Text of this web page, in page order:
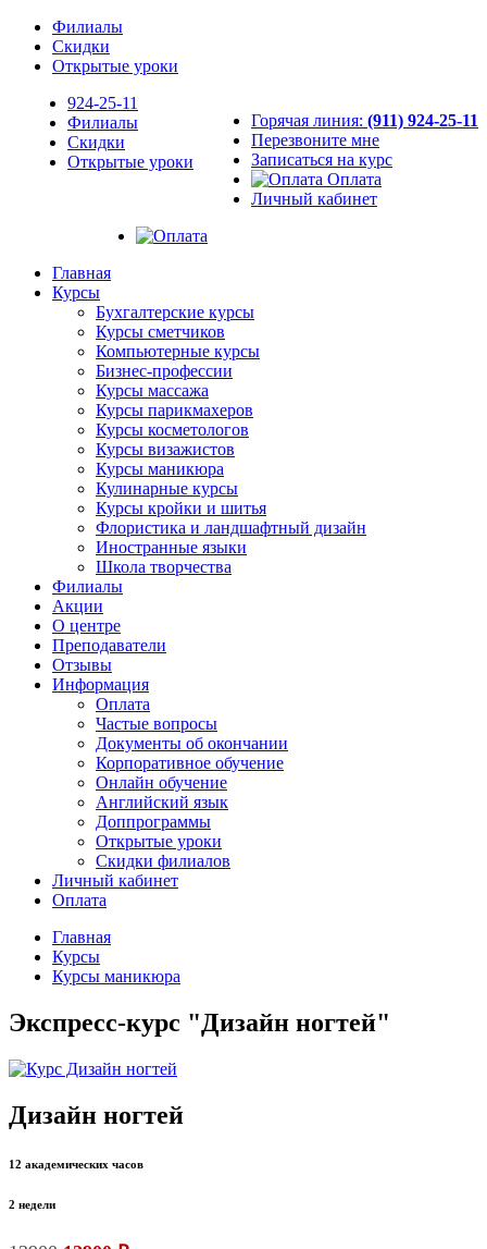
Филиалы
Скидки
Открытые уроки
Горячая линия: (911) 924-25-11
Перезвоните мне
Записаться на курс
Оплата
Личный кабинет
924-25-11
Филиалы
Скидки
Открытые уроки
Главная
Курсы
Бухгалтерские курсы
Курсы сметчиков
Компьютерные курсы
Бизнес-профессии
Курсы массажа
Курсы парикмахеров
Курсы косметологов
Курсы визажистов
Курсы маникюра
Кулинарные курсы
Курсы кройки и шитья
Флористика и ландшафтный дизайн
Иностранные языки
Школа творчества
Филиалы
Акции
О центре
Преподаватели
Отзывы
Информация
Оплата
Частые вопросы
Документы об окончании
Корпоративное обучение
Онлайн обучение
Английский язык
Доппрограммы
Открытые уроки
Скидки филиалов
Личный кабинет
Оплата
Главная
Курсы
Курсы маникюра
Экспресс-курс "Дизайн ногтей"
Дизайн ногтей
12 академических часов
2 недели